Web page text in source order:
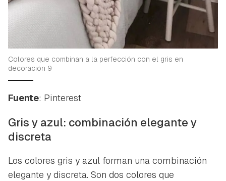
Colores que combinan a la perfección con el gris en
decoración 9
Fuente: Pinterest
Gris y azul: combinación elegante y
discreta
Los colores gris y azul forman una combinación
elegante y discreta. Son dos colores que